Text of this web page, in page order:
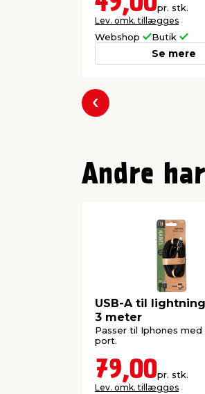
pr. stk.
Lev. omk. tillægges
Webshop Butik
Se mere
Forrige
Andre
USB-A til
3 meter
Passer til Iphones med
port.
79,00pr. stk.
Lev. omk. tillægges